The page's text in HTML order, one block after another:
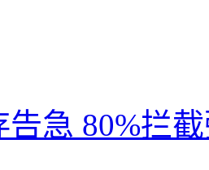
告急 80%拦